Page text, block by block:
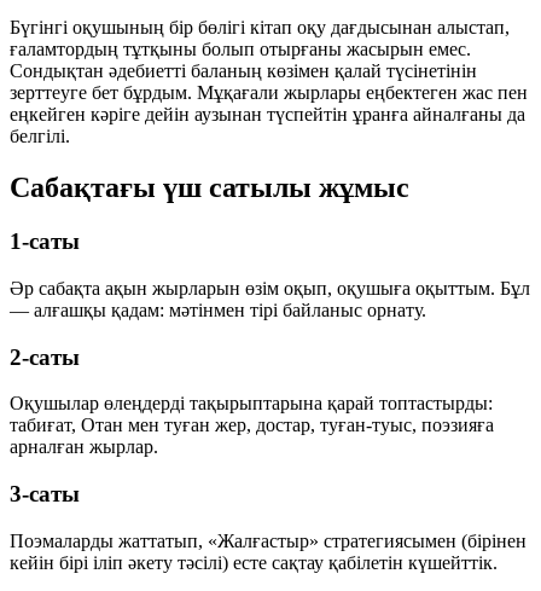
Бүгінгі оқушының бір бөлігі кітап оқу дағдысынан алыстап,
ғаламтордың тұтқыны болып отырғаны жасырын емес.
Сондықтан әдебиетті баланың көзімен қалай түсінетінін
зерттеуге бет бұрдым. Мұқағали жырлары еңбектеген жас пен
еңкейген кәріге дейін аузынан түспейтін ұранға айналғаны да
белгілі.
Сабақтағы үш сатылы жұмыс
1-саты
Әр сабақта ақын жырларын өзім оқып, оқушыға оқыттым. Бұл
— алғашқы қадам: мәтінмен тірі байланыс орнату.
2-саты
Оқушылар өлеңдерді тақырыптарына қарай топтастырды:
табиғат, Отан мен туған жер, достар, туған-туыс, поэзияға
арналған жырлар.
3-саты
Поэмаларды жаттатып, «Жалғастыр» стратегиясымен (бірінен
кейін бірі іліп әкету тәсілі) есте сақтау қабілетін күшейттік.